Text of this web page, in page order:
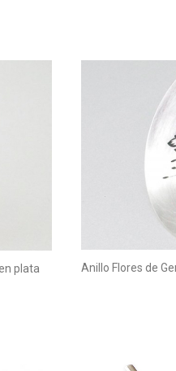
plata
Anillo Flores de